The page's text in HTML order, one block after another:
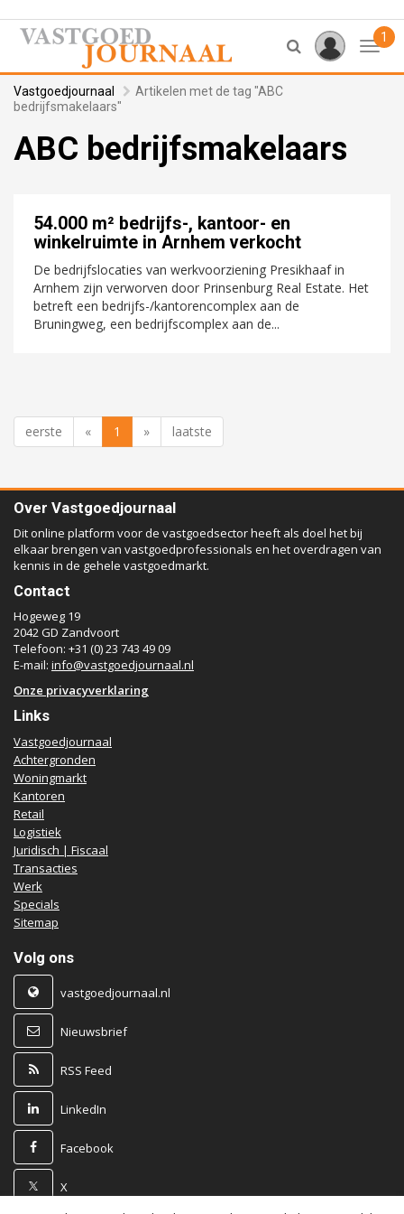
1
Vastgoedjournaal
Artikelen met de tag "ABC
bedrijfsmakelaars"
ABC bedrijfsmakelaars
54.000 m² bedrijfs-, kantoor- en
winkelruimte in Arnhem verkocht
De bedrijfslocaties van werkvoorziening Presikhaaf in
Arnhem zijn verworven door Prinsenburg Real Estate. Het
betreft een bedrijfs-/kantorencomplex aan de
Bruningweg, een bedrijfscomplex aan de...
eerste « 1 » laatste
Over Vastgoedjournaal
Dit online platform voor de vastgoedsector heeft als doel het bij
elkaar brengen van vastgoedprofessionals en het overdragen van
kennis in de gehele vastgoedmarkt.
Contact
Hogeweg 19
2042 GD Zandvoort
Telefoon: +31 (0) 23 743 49 09
E-mail: info@vastgoedjournaal.nl
Onze privacyverklaring
Links
Vastgoedjournaal
Achtergronden
Woningmarkt
Kantoren
Retail
Logistiek
Juridisch | Fiscaal
Transacties
Werk
Specials
Sitemap
Volg ons
vastgoedjournaal.nl
Nieuwsbrief
RSS Feed
LinkedIn
Facebook
X